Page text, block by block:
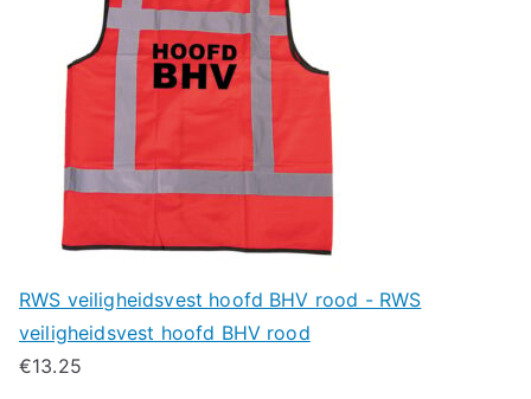
RWS veiligheidsvest hoofd BHV rood - RWS
veiligheidsvest hoofd BHV rood
€13.25